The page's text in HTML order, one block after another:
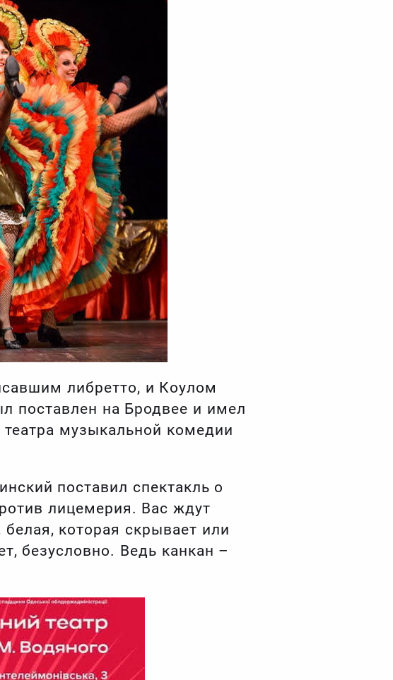
либретто, и Коулом
поставлен на Бродвее и имел
музыкальной комедии
поставил спектакль о
лицемерия. Вас ждут
которая скрывает или
безусловно. Ведь канкан –